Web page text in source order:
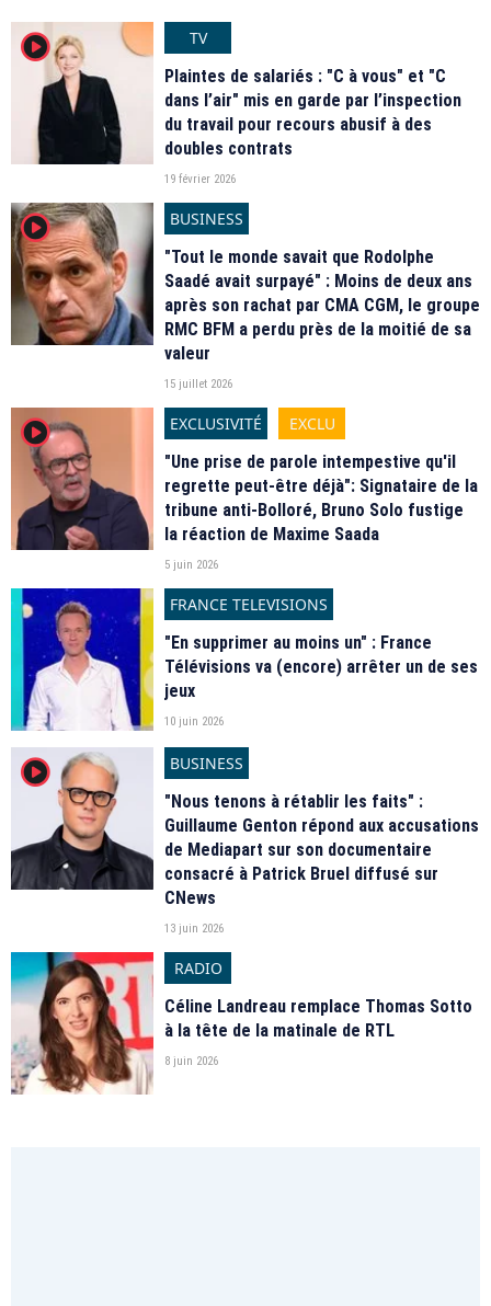
player2
TV
Plaintes de salariés : "C à vous" et "C
dans l’air" mis en garde par l’inspection
du travail pour recours abusif à des
doubles contrats
19 février 2026
player2
BUSINESS
"Tout le monde savait que Rodolphe
Saadé avait surpayé" : Moins de deux ans
après son rachat par CMA CGM, le groupe
RMC BFM a perdu près de la moitié de sa
valeur
15 juillet 2026
player2 EXCLUSIVITÉ
EXCLU
"Une prise de parole intempestive qu'il
regrette peut-être déjà": Signataire de la
tribune anti-Bolloré, Bruno Solo fustige
la réaction de Maxime Saada
5 juin 2026
FRANCE TELEVISIONS
"En supprimer au moins un" : France
Télévisions va (encore) arrêter un de ses
jeux
10 juin 2026
player2
BUSINESS
"Nous tenons à rétablir les faits" :
Guillaume Genton répond aux accusations
de Mediapart sur son documentaire
consacré à Patrick Bruel diffusé sur
CNews
13 juin 2026
RADIO
Céline Landreau remplace Thomas Sotto
à la tête de la matinale de RTL
8 juin 2026